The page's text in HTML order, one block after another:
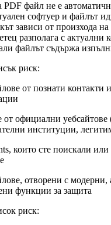
PDF файл не е
софтуер и файлът
зависи от произхода
разполага с актуални
файлът съдържа
риск:
от познати контакти
официални уебсайтове
институции,
които сте поискали или
отворени с модерни,
функции за защита
риск: